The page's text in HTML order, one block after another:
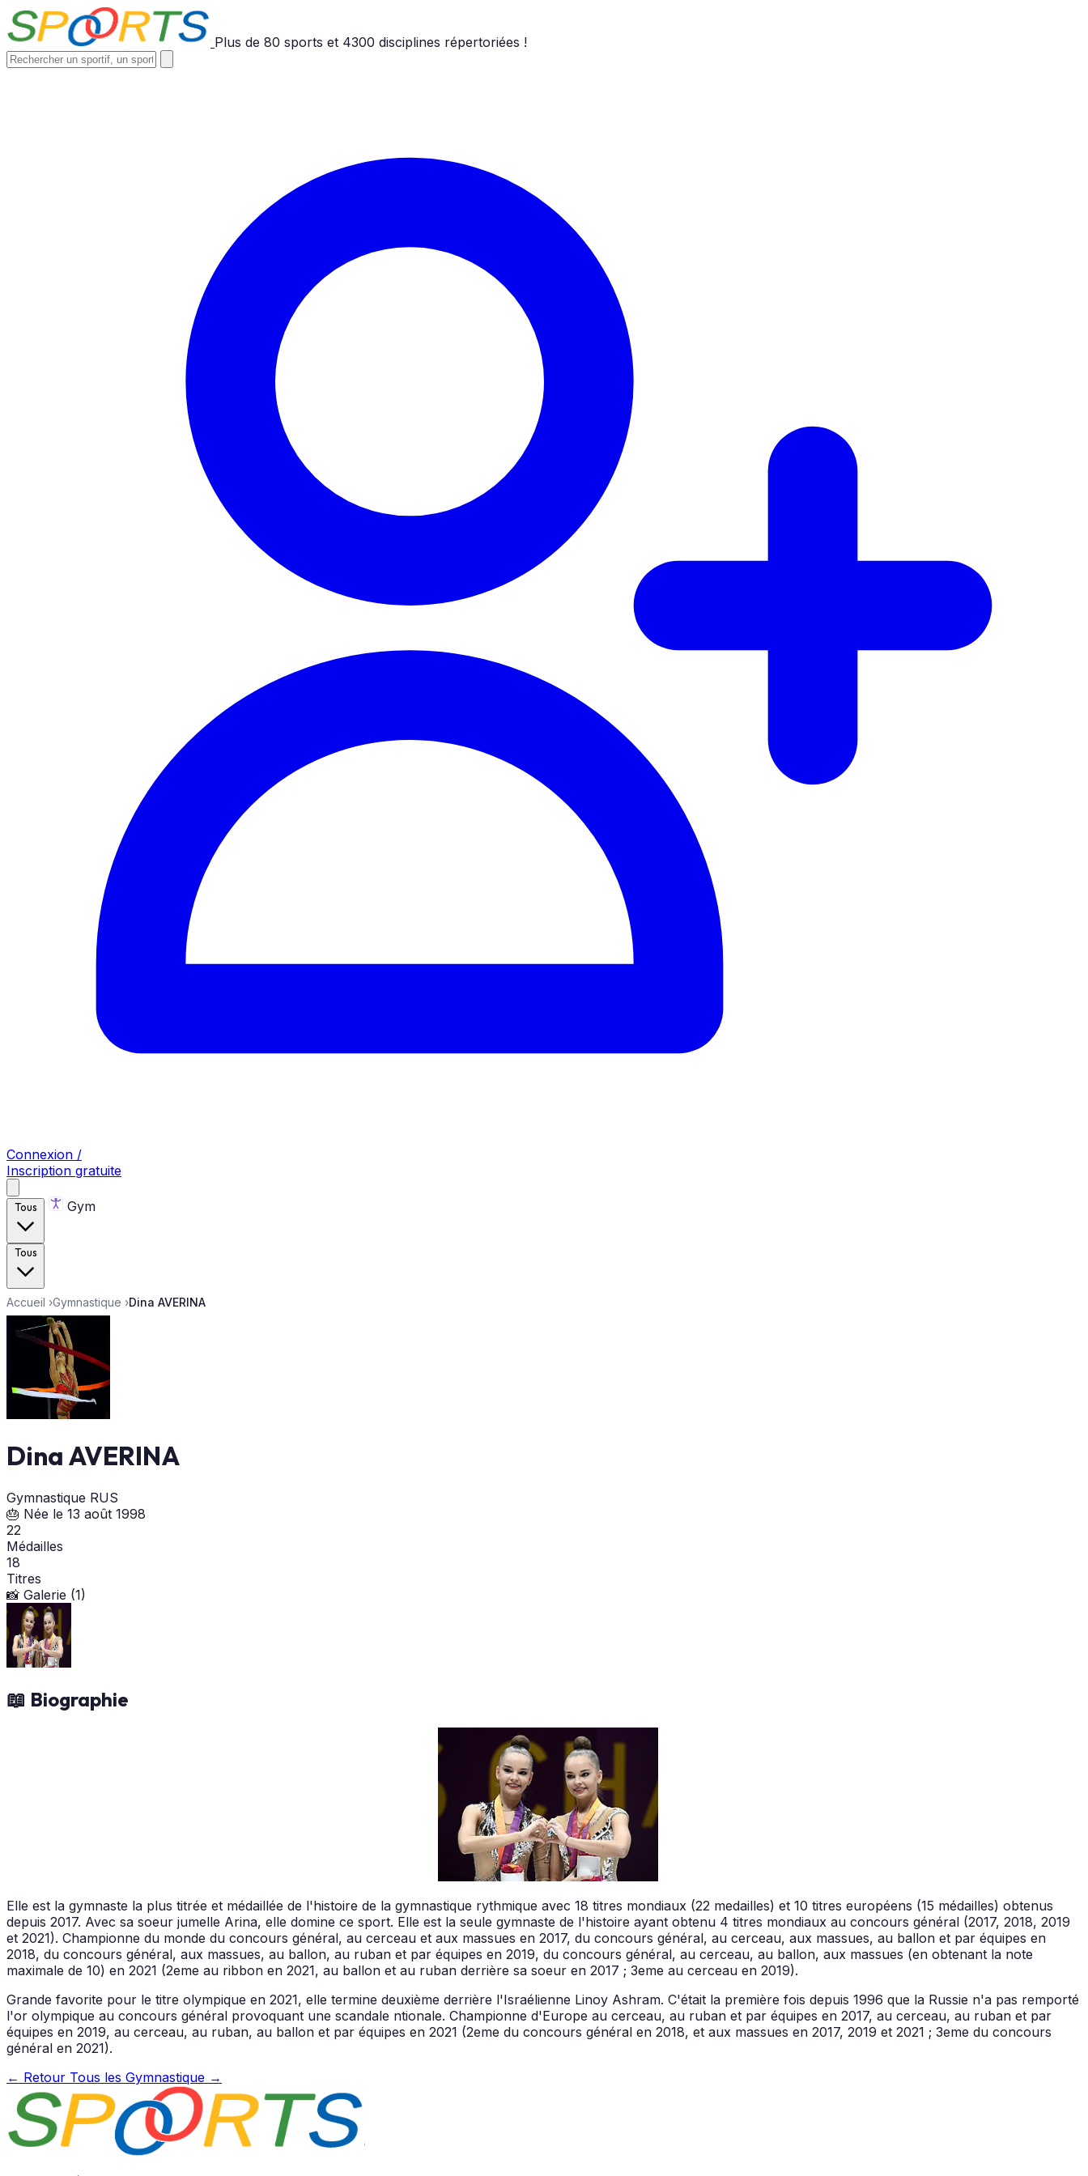
Plus de 80 sports et 4300 disciplines répertoriées !
Connexion /
Inscription gratuite
Tous Gym
Tous
Accueil ›Gymnastique ›Dina AVERINA
Dina AVERINA
Gymnastique RUS
🎂 Née le 13 août 1998
22
Médailles
18
Titres
📸 Galerie (1)
📖 Biographie
Elle est la gymnaste la plus titrée et médaillée de l'histoire de la gymnastique rythmique avec 18 titres mondiaux (22 medailles) et 10 titres européens (15 médailles) obtenus
depuis 2017. Avec sa soeur jumelle Arina, elle domine ce sport. Elle est la seule gymnaste de l'histoire ayant obtenu 4 titres mondiaux au concours général (2017, 2018, 2019
et 2021). Championne du monde du concours général, au cerceau et aux massues en 2017, du concours général, au cerceau, aux massues, au ballon et par équipes en
2018, du concours général, aux massues, au ballon, au ruban et par équipes en 2019, du concours général, au cerceau, au ballon, aux massues (en obtenant la note
maximale de 10) en 2021 (2eme au ribbon en 2021, au ballon et au ruban derrière sa soeur en 2017 ; 3eme au cerceau en 2019).
Grande favorite pour le titre olympique en 2021, elle termine deuxième derrière l'Israélienne Linoy Ashram. C'était la première fois depuis 1996 que la Russie n'a pas remporté
l'or olympique au concours général provoquant une scandale ntionale. Championne d'Europe au cerceau, au ruban et par équipes en 2017, au cerceau, au ruban et par
équipes en 2019, au cerceau, au ruban, au ballon et par équipes en 2021 (2eme du concours général en 2018, et aux massues en 2017, 2019 et 2021 ; 3eme du concours
général en 2021).
← Retour Tous les Gymnastique →